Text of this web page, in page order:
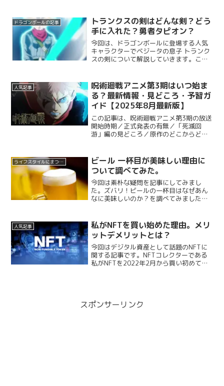
みたいと思います。
ドラゴンボールの記事
トランクスの剣はどんな剣？どう
手に入れた？勇者タピオン？
今回は、ドラゴンボールに登場する人気
キャラクターでベジータの息子 トランク
スの剣について解説していきます。この
なりますよね？さっそく説明していきた
いと思います。S.H....
人気記事
呪術廻戦アニメ第3期はいつ始ま
る？最新情報・見どころ・予習ガ
イド【2025年8月最新版】
この記事は、呪術廻戦アニメ第3期の放送
開始時期／正式発表の有無／「死滅回
游」編の見どころ／原作のどこからどこ
の報道を突き合わせて整理した“保存
版”です。結論：正式な放送開...
ライフスタイルにまつわる記事
ビール 一杯目が美味しい理由に
ついて調べてみた。
今回は素朴な疑問を記事にしてみまし
た。ズバリ！ビールの一杯目はなぜあん
なに美味しいのか？を調べてみました。
があったらしいです！ビールの一杯目が
美味しいその理由とは！？こ...
人気記事
私がNFTを買い始めた理由。メリ
ットデメリットとは？
今回はデジタル資産として話題のNFTに
関する記事です。NFTコレクターである
私がNFTを2022年2月から買い初めてわ
スポンサーリンク